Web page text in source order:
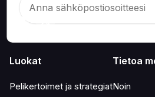
Luokat
Pelikertoimet ja strategiat
Tietoa
Noin